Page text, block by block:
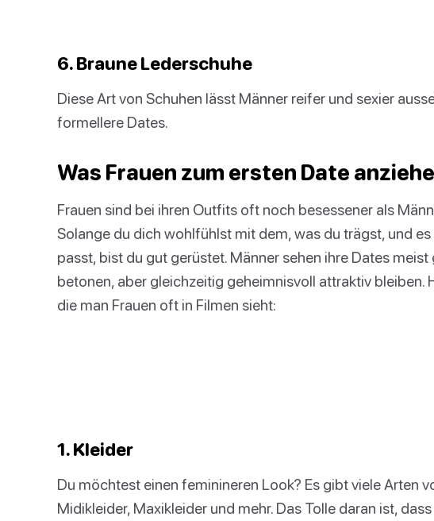
6. Braune Lederschuhe
Diese Art von Schuhen lässt Männer reifer und sexier
formellere Dates.
Was Frauen zum ersten Date
Frauen sind bei ihren Outfits oft noch besessener als
Solange du dich wohlfühlst mit dem, was du trägst, und
passt, bist du gut gerüstet. Männer sehen ihre Dates
betonen, aber gleichzeitig geheimnisvoll attraktiv bleiben.
die man Frauen oft in Filmen sieht:
1. Kleider
Du möchtest einen feminineren Look? Es gibt viele Arten
Midikleider, Maxikleider und mehr. Das Tolle daran ist,